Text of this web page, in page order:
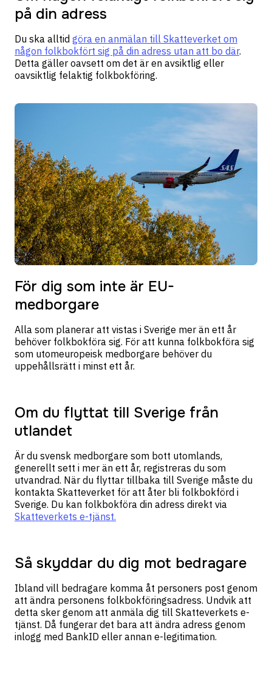
på din adress
Du ska alltid göra en anmälan till Skatteverket om
någon folkbokfört sig på din adress utan att bo där.
Detta gäller oavsett om det är en avsiktlig eller
oavsiktlig felaktig folkbokföring.
För dig som inte är EU-
medborgare
Alla som planerar att vistas i Sverige mer än ett år
behöver folkbokföra sig. För att kunna folkbokföra sig
som utomeuropeisk medborgare behöver du
uppehållsrätt i minst ett år.
Om du flyttat till Sverige från
utlandet
Är du svensk medborgare som bott utomlands,
generellt sett i mer än ett år, registreras du som
utvandrad. När du flyttar tillbaka till Sverige måste du
kontakta Skatteverket för att åter bli folkbokförd i
Sverige. Du kan folkbokföra din adress direkt via
Skatteverkets e-tjänst.
Så skyddar du dig mot bedragare
Ibland vill bedragare komma åt personers post genom
att ändra personens folkbokföringsadress. Undvik att
detta sker genom att anmäla dig till Skatteverkets e-
tjänst. Då fungerar det bara att ändra adress genom
inlogg med BankID eller annan e-legitimation.